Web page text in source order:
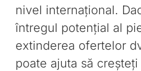
nivel internațional.
întregul potențial al
extinderea ofertelor
poate ajuta să